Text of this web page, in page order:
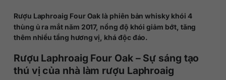
Rượu Laphroaig Four Oak là phiên bản whisky khói 4
thùng ủ ra mắt năm 2017, nồng độ khói giảm bớt, tăng
thêm nhiều tầng hương vị, khá độc đáo.
Rượu Laphroaig Four Oak – Sự sáng tạo
thú vị của nhà làm rượu Laphroaig